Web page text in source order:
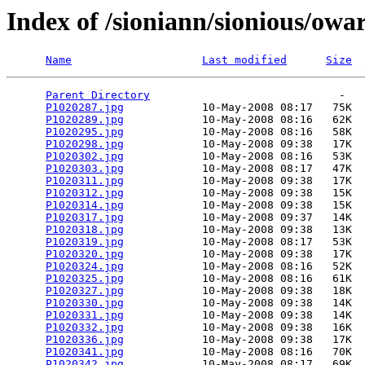
Index of /sioniann/sionious/
Name Last modified Size
Parent Directory
                             -
P1020287.jpg
            10-May-2008 08:17   75K
P1020289.jpg
            10-May-2008 08:16   62K
P1020295.jpg
            10-May-2008 08:16   58K
P1020298.jpg
            10-May-2008 09:38   17K
P1020302.jpg
            10-May-2008 08:16   53K
P1020303.jpg
            10-May-2008 08:17   47K
P1020311.jpg
            10-May-2008 09:38   17K
P1020312.jpg
            10-May-2008 09:38   15K
P1020314.jpg
            10-May-2008 09:38   15K
P1020317.jpg
            10-May-2008 09:37   14K
P1020318.jpg
            10-May-2008 09:38   13K
P1020319.jpg
            10-May-2008 08:17   53K
P1020320.jpg
            10-May-2008 09:38   17K
P1020324.jpg
            10-May-2008 08:16   52K
P1020325.jpg
            10-May-2008 08:16   61K
P1020327.jpg
            10-May-2008 09:38   18K
P1020330.jpg
            10-May-2008 09:38   14K
P1020331.jpg
            10-May-2008 09:38   14K
P1020332.jpg
            10-May-2008 09:38   16K
P1020336.jpg
            10-May-2008 09:38   17K
P1020341.jpg
            10-May-2008 08:16   70K